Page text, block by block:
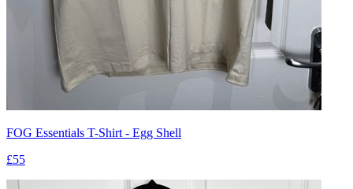
FOG Essentials T-Shirt - Egg Shell
£55